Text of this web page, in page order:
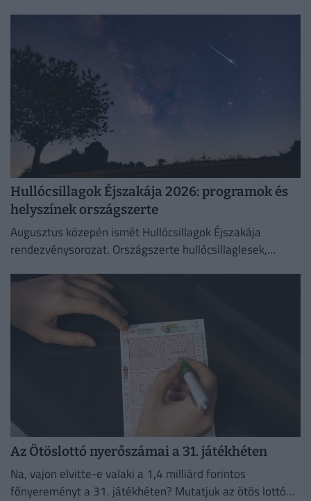
Hullócsillagok Éjszakája 2026: programok és
helyszínek országszerte
Augusztus közepén ismét Hullócsillagok Éjszakája
rendezvénysorozat. Országszerte hullócsillaglesek,
égbolt szerelmeseinek.
Az Ötöslottó nyerőszámai a 31. játékhéten
Na, vajon elvitte-e valaki a 1,4 milliárd forintos
főnyereményt a 31. játékhéten? Mutatjuk az ötös lottó